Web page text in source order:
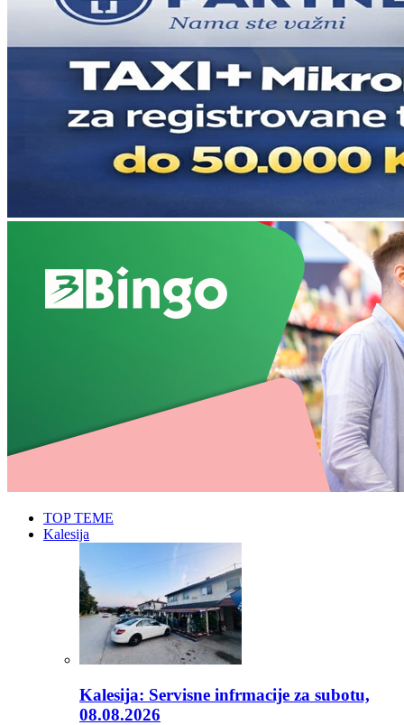
TOP TEME
Kalesija
Kalesija: Servisne infrmacije za subotu,
08.08.2026